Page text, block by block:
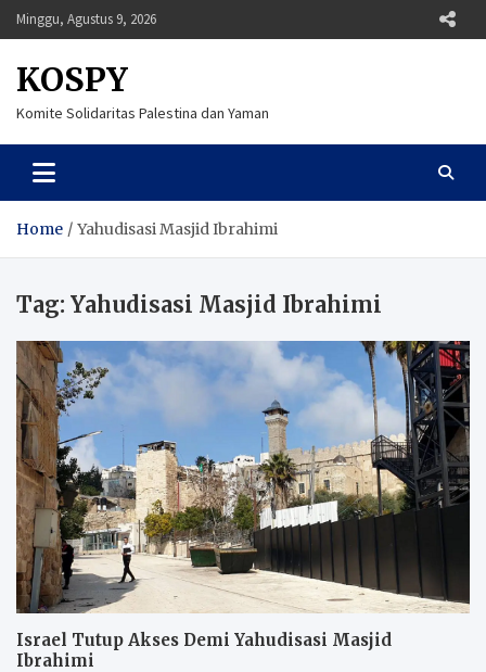
Skip
to
Minggu, Agustus 9, 2026
KOSPY
Komite Solidaritas Palestina dan Yaman
Home Yahudisasi Masjid Ibrahimi
Tag: Yahudisasi Masjid Ibrahimi
Israel Tutup Akses Demi Yahudisasi Masjid
Ibrahimi